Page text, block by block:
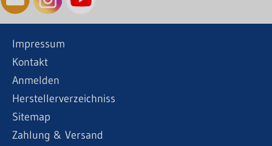
Impressum
Kontakt
Anmelden
Herstellerverzeichniss
Sitemap
Zahlung & Versand